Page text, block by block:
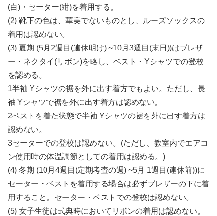
(白)・セーター(紺)を着用する。
(2) 靴下の色は、華美でないものとし、ルーズソックスの
着用は認めない。
(3) 夏期 (5月2週目(連休明け) ~10月3週目(末日))はブレザ
ー・ネクタイ(リボン)を略し、ベスト・Yシャツでの登校
を認める。
1半袖 Yシャツの裾を外に出す着方でもよい。ただし、長
袖 Yシャツで裾を外に出す着方は認めない。
2ベストを着た状態で半袖 Yシャツの裾を外に出す着方は
認めない。
3セーターでの登校は認めない。(ただし、教室内でエアコ
ン使用時の体温調節としての着用は認める。)
(4) 冬期 (10月4週目(定期考査の週) ~5月 1週目(連休前))に
セーター・ベストを着用する場合は必ずブレザーの下に着
用すること。セーター・ベストでの登校は認めない。
(5) 女子生徒は式典時においてリボンの着用は認めない。